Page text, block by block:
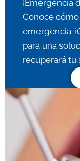
¡Emergencia
Conoce
emergencia.
para una
recuperará tu